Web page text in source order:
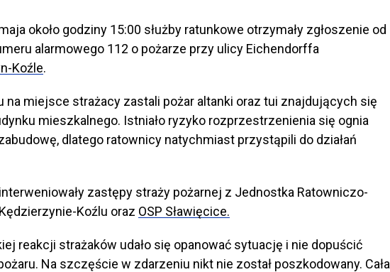
około godziny 15:00 służby ratunkowe otrzymały zgłoszenie od
alarmowego 112 o pożarze przy ulicy Eichendorffa
Koźle.
na miejsce strażacy zastali pożar altanki oraz tui znajdujących się
mieszkalnego. Istniało ryzyko rozprzestrzenienia się ognia
dlatego ratownicy natychmiast przystąpili do działań
zastępy straży pożarnej z Jednostka Ratowniczo-
Koźlu oraz OSP Sławięcice.
reakcji strażaków udało się opanować sytuację i nie dopuścić
Na szczęście w zdarzeniu nikt nie został poszkodowany. Cała